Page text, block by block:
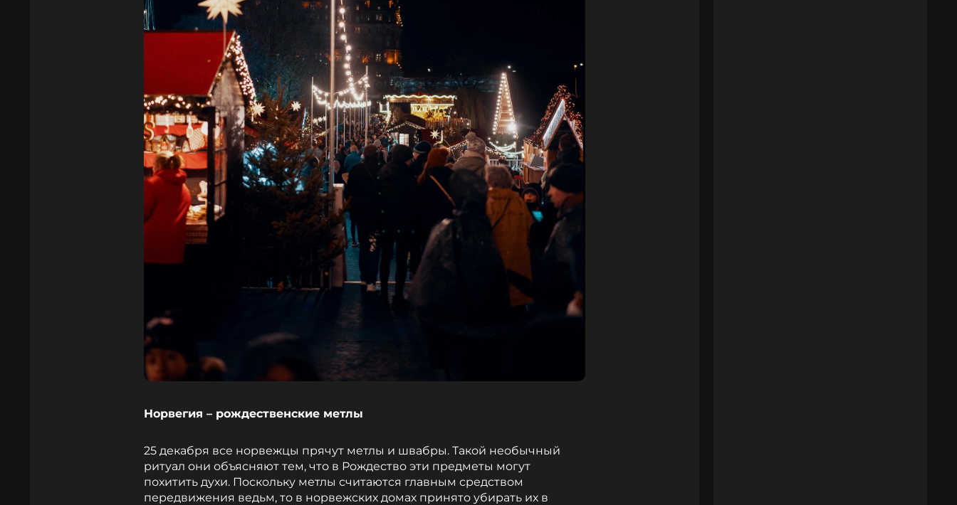
Норвегия – рождественские метлы
25 декабря все норвежцы прячут метлы и швабры. Такой необычный
ритуал они объясняют тем, что в Рождество эти предметы могут
похитить духи. Поскольку метлы считаются главным средством
передвижения ведьм, то в норвежских домах принято убирать их в